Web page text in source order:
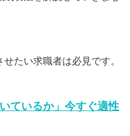
たい求職者は必見です。
ているか」今すぐ適性